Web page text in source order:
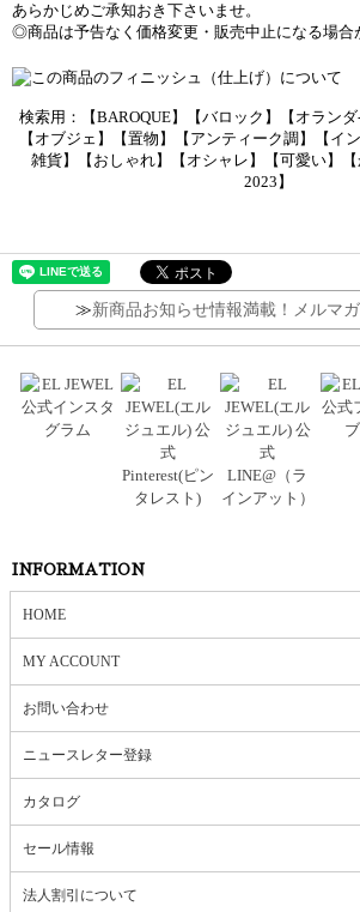
あらかじめご承知おき下さいませ。
◎商品は予告なく価格変更・販売中止になる場合
検索用：【BAROQUE】【バロック】【オランダ
【オブジェ】【置物】【アンティーク調】【イ
雑貨】【おしゃれ】【オシャレ】【可愛い】
2023】
≫新商品お知らせ情報満載！メルマ
INFORMATION
HOME
MY ACCOUNT
お問い合わせ
ニュースレター登録
カタログ
セール情報
法人割引について